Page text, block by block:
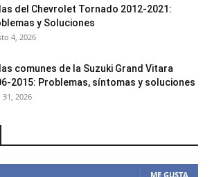
del Chevrolet Tornado 2012-2021:
y Soluciones
4, 2026
comunes de la Suzuki Grand Vitara
2015: Problemas, síntomas y soluciones
2026
ME GUSTA